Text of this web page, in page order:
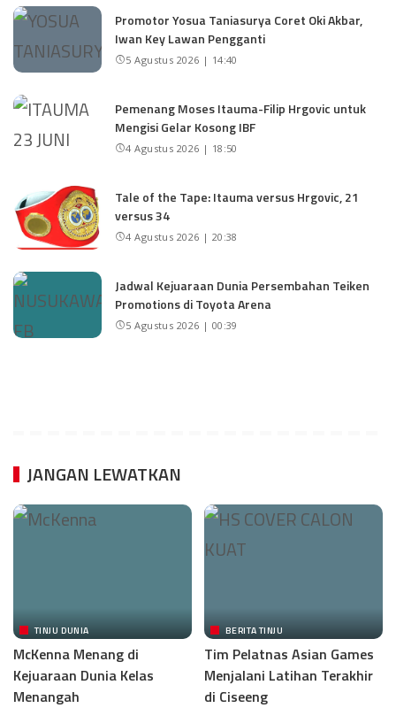
Promotor Yosua Taniasurya Coret Oki Akbar,
Iwan Key Lawan Pengganti
5 Agustus 2026 | 14:40
Pemenang Moses Itauma-Filip Hrgovic untuk
Mengisi Gelar Kosong IBF
4 Agustus 2026 | 18:50
Tale of the Tape: Itauma versus Hrgovic, 21
versus 34
4 Agustus 2026 | 20:38
Jadwal Kejuaraan Dunia Persembahan Teiken
Promotions di Toyota Arena
5 Agustus 2026 | 00:39
JANGAN LEWATKAN
TINJU DUNIA
McKenna Menang di
Kejuaraan Dunia Kelas
Menangah
BERITA TINJU
Tim Pelatnas Asian Games
Menjalani Latihan Terakhir
di Ciseeng